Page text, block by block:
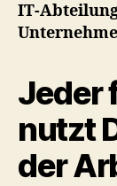
IT-
Jeder
nutzt
der